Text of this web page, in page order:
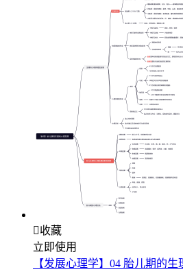
收藏
立即使用
【发展心理学】04 胎儿期的